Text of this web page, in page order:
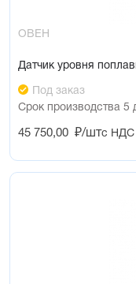
ОВЕН
Датчик уровня
Под заказ
Срок производства 5
45 750,00 ₽/штс НДС